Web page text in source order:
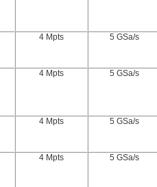
4 Mpts 5 GSa/s
4 Mpts 5 GSa/s
4 Mpts 5 GSa/s
4 Mpts 5 GSa/s